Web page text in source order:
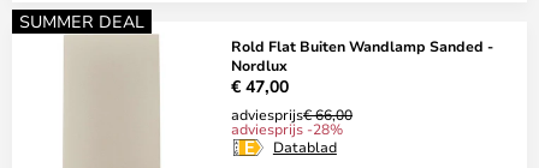
SUMMER DEAL
Rold Flat Buiten Wandlamp Sanded -
Nordlux
€ 47,00
adviesprijs€ 66,00
adviesprijs -28%
Datablad